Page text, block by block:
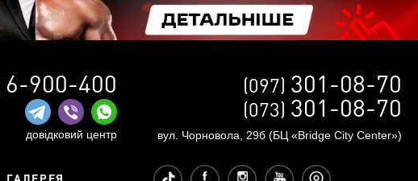
(097) 301-08-70
(073) 301-08-70
вул. Чорновола, 29б (БЦ «Bridge City Center»)
6-900-400
довідковий центр